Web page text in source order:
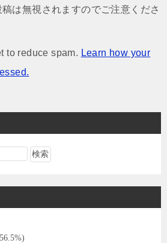
は無視されますのでご注意くださ
to reduce spam. Learn how your